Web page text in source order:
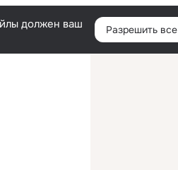
Войти
должен ваш
Разрешить все